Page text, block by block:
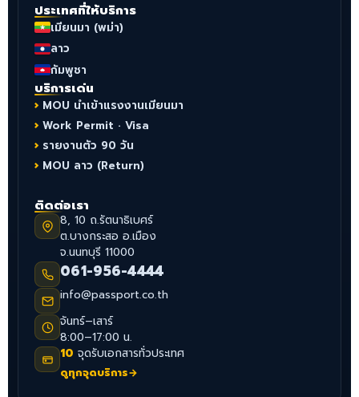
ประเทศที่ให้บริการ
เมียนมา (พม่า)
ลาว
กัมพูชา
บริการเด่น
MOU นำเข้าแรงงานเมียนมา
Work Permit · Visa
รายงานตัว 90 วัน
MOU ลาว (Return)
ติดต่อเรา
8, 10 ถ.รัตนาธิเบศร์
ต.บางกระสอ อ.เมือง
จ.นนทบุรี 11000
061-956-4444
info@passport.co.th
จันทร์–เสาร์
8:00–17:00 น.
10 จุดรับเอกสารทั่วประเทศ
ดูทุกจุดบริการ→